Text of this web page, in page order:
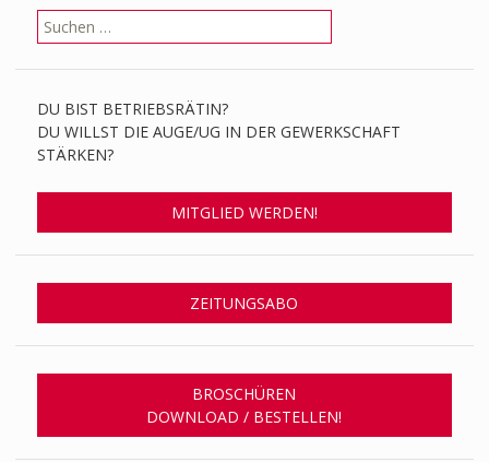
Suchen
nach:
DU BIST BETRIEBSRÄTIN?
DU WILLST DIE AUGE/UG IN DER GEWERKSCHAFT
STÄRKEN?
MITGLIED WERDEN!
ZEITUNGSABO
BROSCHÜREN
DOWNLOAD / BESTELLEN!